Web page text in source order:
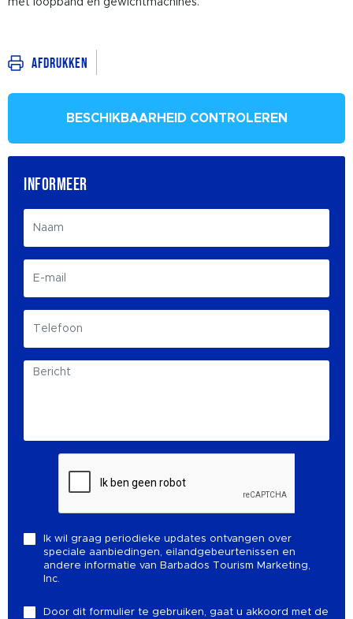
met loopband en gewichtmachines.
Afdrukken
BESCHIKBAARHEID CONTROLEREN
INFORMEER
Ik wil graag periodieke updates ontvangen over
speciale aanbiedingen, eilandgebeurtenissen en
andere informatie van Barbados Tourism Marketing,
Inc.
Door dit formulier te gebruiken, gaat u akkoord met de